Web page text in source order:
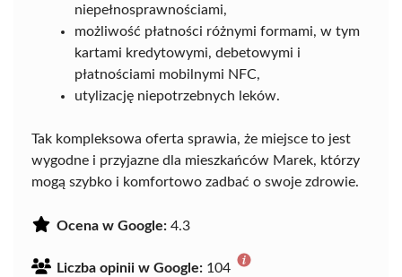
niepełnosprawnościami,
możliwość płatności różnymi formami, w tym
kartami kredytowymi, debetowymi i
płatnościami mobilnymi NFC,
utylizację niepotrzebnych leków.
Tak kompleksowa oferta sprawia, że miejsce to jest
wygodne i przyjazne dla mieszkańców Marek, którzy
mogą szybko i komfortowo zadbać o swoje zdrowie.
Ocena w Google: 4.3
Liczba opinii w Google: 104